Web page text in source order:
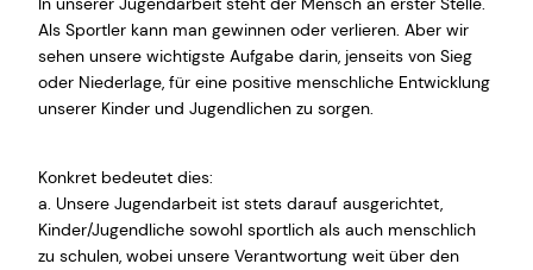
Als Sportler kann man gewinnen oder verlieren. Aber wir
sehen unsere wichtigste Aufgabe darin, jenseits von Sieg
oder Niederlage, für eine positive menschliche Entwicklung
unserer Kinder und Jugendlichen zu sorgen.
Konkret bedeutet dies:
a. Unsere Jugendarbeit ist stets darauf ausgerichtet,
Kinder/Jugendliche sowohl sportlich als auch menschlich
zu schulen, wobei unsere Verantwortung weit über den